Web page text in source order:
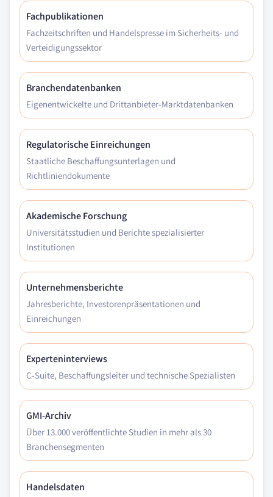
Fachpublikationen
Fachzeitschriften und Handelspresse im Sicherheits- und
Verteidigungssektor
Branchendatenbanken
Eigenentwickelte und Drittanbieter-Marktdatenbanken
Regulatorische Einreichungen
Staatliche Beschaffungsunterlagen und
Richtliniendokumente
Akademische Forschung
Universitätsstudien und Berichte spezialisierter
Institutionen
Unternehmensberichte
Jahresberichte, Investorenpräsentationen und
Einreichungen
Experteninterviews
C-Suite, Beschaffungsleiter und technische Spezialisten
GMI-Archiv
Über 13.000 veröffentlichte Studien in mehr als 30
Branchensegmenten
Handelsdaten